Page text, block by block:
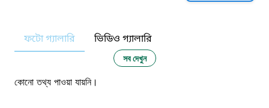
নারী ও শিশু নির্যাতন প্রতিরোধ
১০৬
ফটো গ্যালারি ভিডিও গ্যালারি
সব দেখুন
কোনো তথ্য পাওয়া যায়নি।